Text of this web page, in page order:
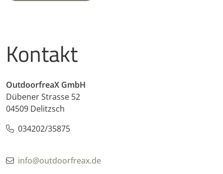
Kontakt
OutdoorfreaX GmbH
Dübener Strasse 52
04509 Delitzsch
034202/35875
info@outdoorfreax.de